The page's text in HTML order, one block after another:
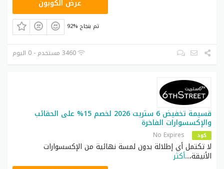
عرض الكوبون
92% تم بنجاح
3460 مستخدم - 0 اليوم
قسيمة تخفيض 6 ستريت 2026 لخصم 15% على الحقائب
والإكسسوارات الفاخرة
كود No Expires
لا تكتمل أي إطلالة بدون لمسة نهائية من الإكسسوارات
الأنيقة،...أكثر